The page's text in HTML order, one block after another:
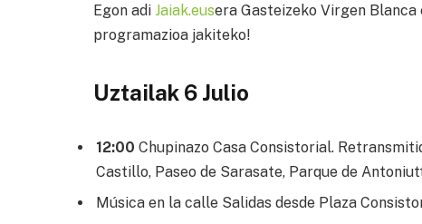
Egon adi Jaiak.eusera Gasteizeko Virgen
programazioa jakiteko!
Uztailak 6 Julio
12:00 Chupinazo Casa Consistorial.
Castillo, Paseo de Sarasate, Parque de
Música en la calle Salidas desde Plaza